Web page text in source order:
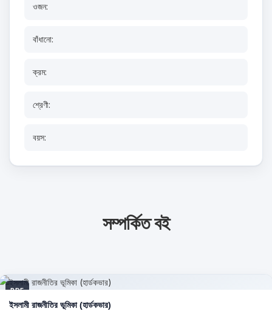
ওজন:
বাঁধানো:
ক্রম:
শ্রেণী:
বয়স:
সম্পর্কিত বই
PDF
ইসলামী রাজনীতির ভূমিকা (হার্ডকভার)